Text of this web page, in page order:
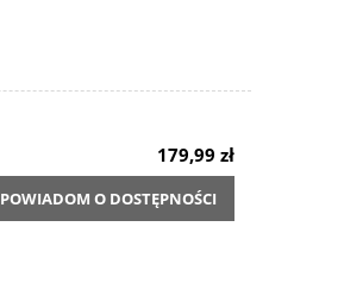
179,99 zł
POWIADOM O DOSTĘPNOŚCI